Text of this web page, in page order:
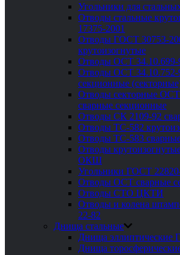
Угольники для
Отводы стальные
17375-2001
Отводы ГОСТ 30753-
крутоизогнутые
Отводы ОСТ 34.10.699-
Отводы ОСТ 34.10.752-
секционные
Отводы секторные ОСТ
сварные секционные
Отводы СК 2109-92
Отводы ТС-582
Отводы ТС-583
Отводы
ОКШ
Угольники ГОСТ
Отводы ОСТ сварные
Отводы СТО ЦКТИ
Отводы и колена
22-82
Днища стальные
Днища эллиптические
Днища